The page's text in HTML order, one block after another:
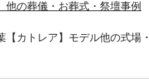
の葬儀・お葬式・祭壇事例
【カトレア】モデル他の式場